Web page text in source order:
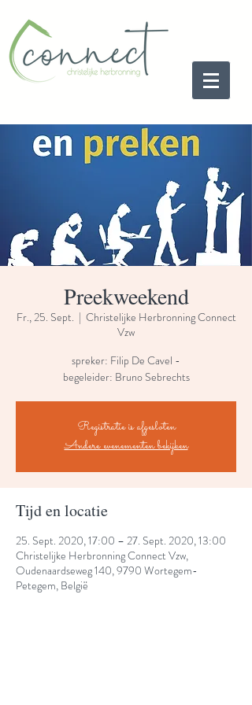
Preekweekend
Fr., 25. Sept.
  |
Christelijke Herbronning Connect
Vzw
spreker: Filip De Cavel -
begeleider: Bruno Sebrechts
Registratie is afgesloten
Andere evenementen bekijken
Tijd en locatie
25. Sept. 2020, 17:00 – 27. Sept. 2020, 13:00
Christelijke Herbronning Connect Vzw,
Oudenaardseweg 140, 9790 Wortegem-
Petegem, België